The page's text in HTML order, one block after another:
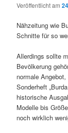
Veröffentlicht am
Nähzeitung wie
Schnitte für so
Allerdings sollte
Bevölkerung
normale
Sonderheft
historische
Modelle bis
noch wirklich